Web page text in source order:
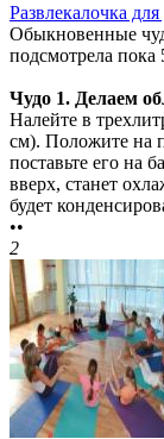
Развлекалочка
Обыкновенные
подсмотрела пока
Чудо 1. Делаем
Налейте в
см). Положите на
поставьте его на
вверх, станет
будет
••
2